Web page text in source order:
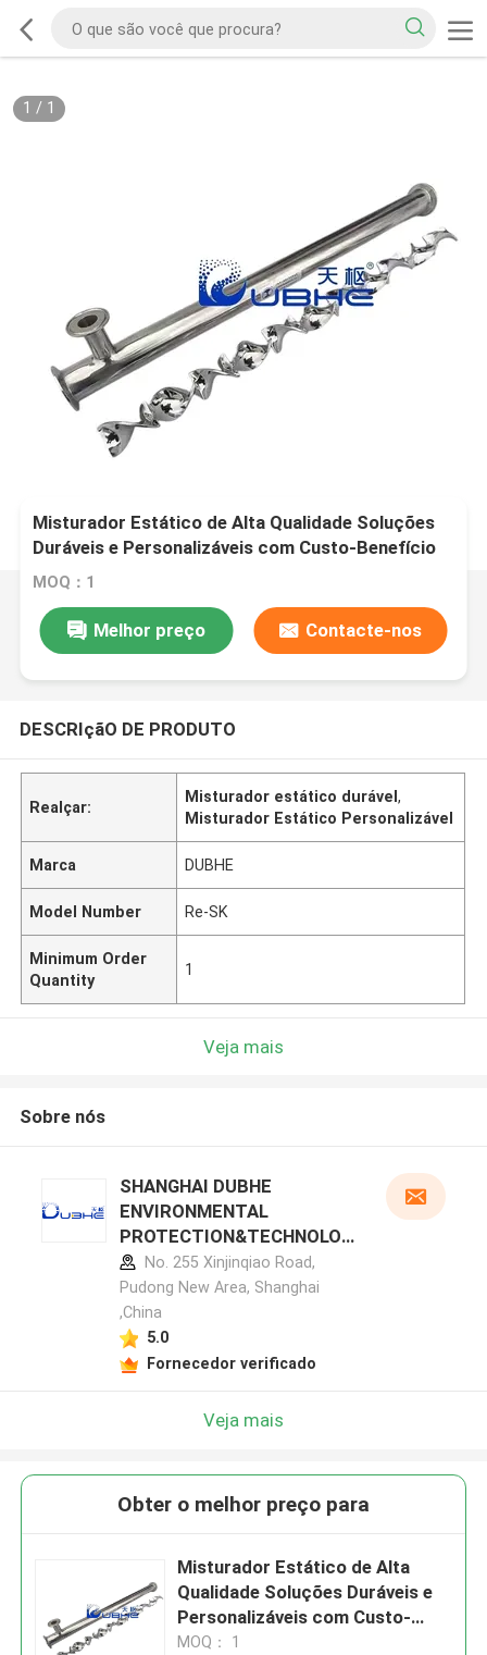
1 / 1
Misturador Estático de Alta Qualidade Soluções
Duráveis e Personalizáveis com Custo-Benefício
MOQ：1
Melhor preço Contacte-nos
DESCRIçãO DE PRODUTO
Realçar:
Misturador estático durável,
Misturador Estático Personalizável
Marca DUBHE
Model Number Re-SK
Minimum Order
Quantity
1
Veja mais
Sobre nós
SHANGHAI DUBHE
ENVIRONMENTAL
PROTECTION&TECHNOLOG
Y CO.,LTD perfil do
fabricante
No. 255 Xinjinqiao Road,
Pudong New Area, Shanghai
,China
5.0
Fornecedor verificado
Veja mais
Obter o melhor preço para
Misturador Estático de Alta
Qualidade Soluções Duráveis e
Personalizáveis com Custo-
Benefício
MOQ： 1